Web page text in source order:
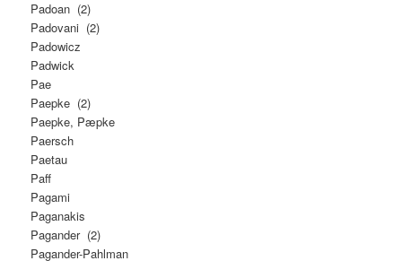
Padoan (2)
Padovani (2)
Padowicz
Padwick
Pae
Paepke (2)
Paepke, Pæpke
Paersch
Paetau
Paff
Pagami
Paganakis
Pagander (2)
Pagander-Pahlman